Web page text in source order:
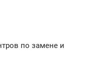
по замене и